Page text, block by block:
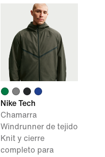
Nike Tech
Chamarra
Windrunner de tejido
Knit y cierre
completo para